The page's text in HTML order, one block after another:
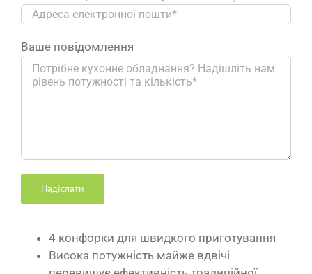
Ваше повідомлення
4 конфорки для швидкого приготування
Висока потужність майже вдвічі